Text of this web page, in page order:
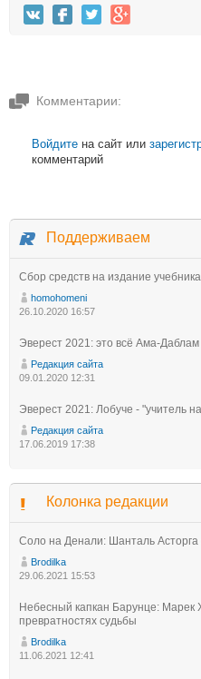
Комментарии:
Войдите на сайт или
комментарий
Поддерживаем
Сбор средств на издание
homohomeni
26.10.2020 16:57
Эверест 2021: это всё Ама-Даблам
Редакция сайта
09.01.2020 12:31
Эверест 2021: Лобуче - "учитель
Редакция сайта
17.06.2019 17:38
Колонка редакции
Соло на Денали: Шанталь
Brodilka
29.06.2021 15:53
Небесный капкан Барунце: Марек
превратностях судьбы
Brodilka
11.06.2021 12:41